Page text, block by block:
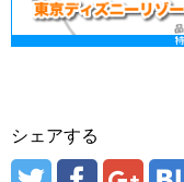
シェアする